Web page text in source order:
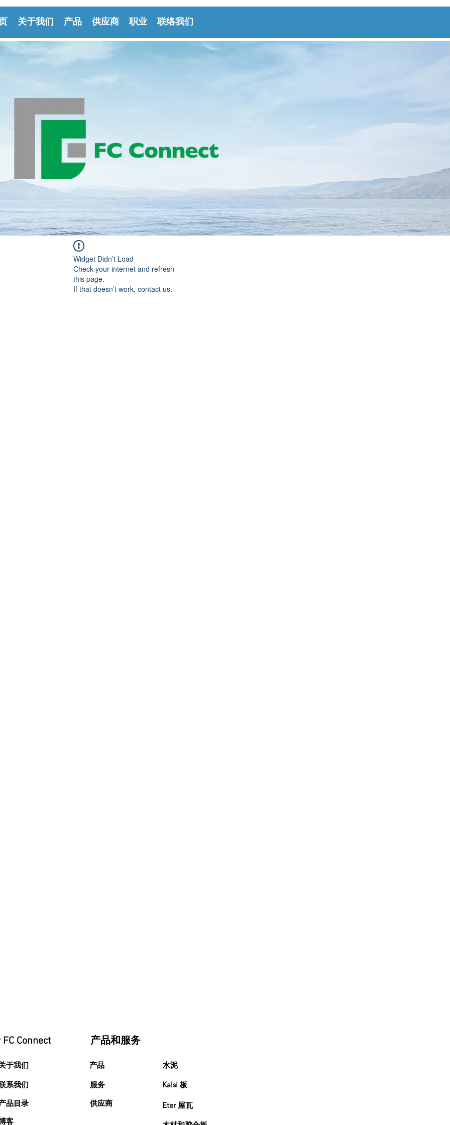
关于我们 产品 供应商 职业 联络我们
Widget Didn’t Load
Check your internet and refresh
this page.
If that doesn’t work, contact us.
Connect
于我们
系我们
品目录
客
产品和服务
产品
服务
供应商
水泥
Kalsi 板
Eter 屋瓦